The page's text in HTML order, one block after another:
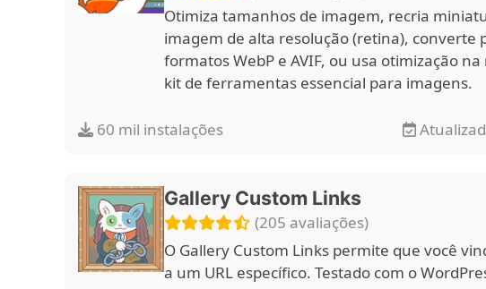
Otimiza tamanhos de imagem, recria
imagem de alta resolução (retina), converte
formatos WebP e AVIF, ou usa otimização
kit de ferramentas essencial para imagens.
60 mil instalações
Gallery Custom Links
(205 avaliações)
O Gallery Custom Links permite que você
a um URL específico. Testado com o